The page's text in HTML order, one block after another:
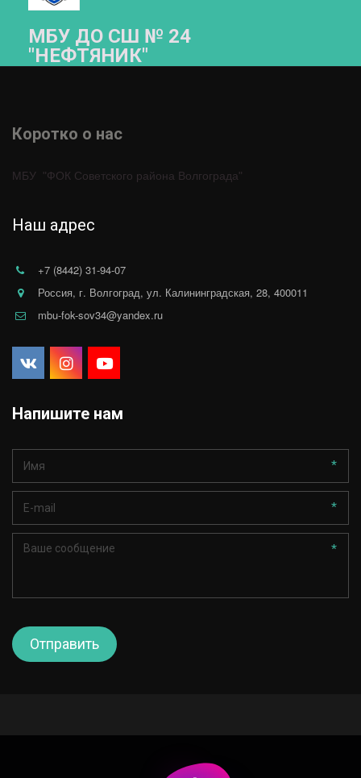
МБУ ДО СШ № 24
"НЕФТЯНИК"­­
Коротко о нас
МБУ  "ФОК Советского района Волгограда"
Наш адрес
+7 (8442) 31-94-07
Россия, г. Волгоград, ул. Калининградская, 28, 400011
mbu-fok-sov34@yandex.ru
Напишите нам
*
*
*
Отправить